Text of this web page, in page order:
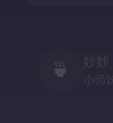
🍵 妙妙